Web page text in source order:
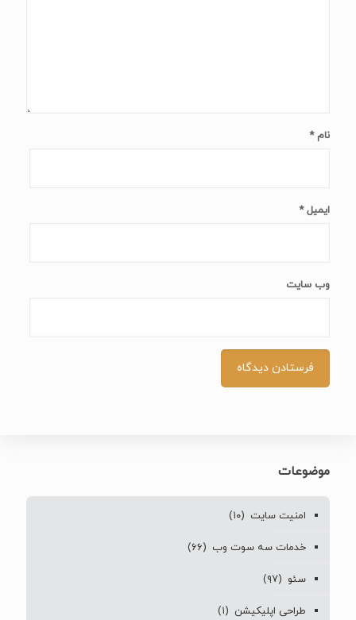
نام*
ایمیل*
وب‌ سایت
موضوعات
امنیت سایت (۱۰)
خدمات سه سوت وب (۶۶)
سئو (۹۷)
طراحی اپلیکیشن (۱)